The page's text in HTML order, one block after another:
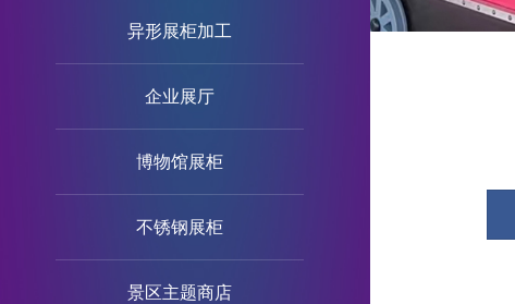
异形展柜加工
企业展厅
博物馆展柜
不锈钢展柜
景区主题商店